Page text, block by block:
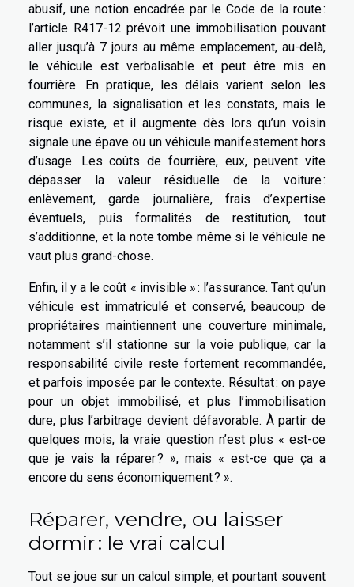
abusif, une notion encadrée par le Code de la route :
l’article R417-12 prévoit une immobilisation pouvant
aller jusqu’à 7 jours au même emplacement, au-delà,
le véhicule est verbalisable et peut être mis en
fourrière. En pratique, les délais varient selon les
communes, la signalisation et les constats, mais le
risque existe, et il augmente dès lors qu’un voisin
signale une épave ou un véhicule manifestement hors
d’usage. Les coûts de fourrière, eux, peuvent vite
dépasser la valeur résiduelle de la voiture :
enlèvement, garde journalière, frais d’expertise
éventuels, puis formalités de restitution, tout
s’additionne, et la note tombe même si le véhicule ne
vaut plus grand-chose.
Enfin, il y a le coût « invisible » : l’assurance. Tant qu’un
véhicule est immatriculé et conservé, beaucoup de
propriétaires maintiennent une couverture minimale,
notamment s’il stationne sur la voie publique, car la
responsabilité civile reste fortement recommandée,
et parfois imposée par le contexte. Résultat : on paye
pour un objet immobilisé, et plus l’immobilisation
dure, plus l’arbitrage devient défavorable. À partir de
quelques mois, la vraie question n’est plus « est-ce
que je vais la réparer ? », mais « est-ce que ça a
encore du sens économiquement ? ».
Réparer, vendre, ou laisser
dormir : le vrai calcul
Tout se joue sur un calcul simple, et pourtant souvent